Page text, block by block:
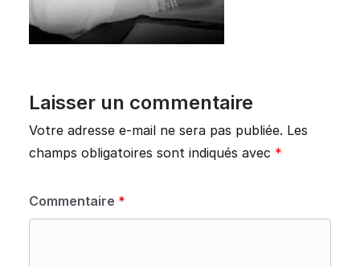
Laisser un commentaire
Votre adresse e-mail ne sera pas publiée. Les
champs obligatoires sont indiqués avec *
Commentaire *